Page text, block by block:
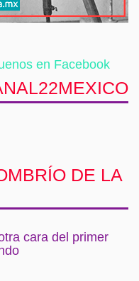
en Facebook
DE LA
cara del primer